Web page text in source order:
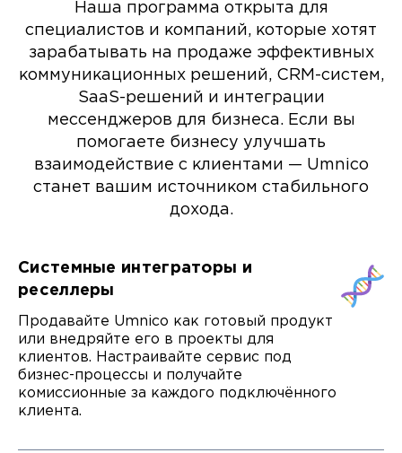
Наша программа открыта для
специалистов и компаний, которые хотят
зарабатывать на продаже эффективных
коммуникационных решений, CRM-систем,
SaaS-решений и интеграции
мессенджеров для бизнеса. Если вы
помогаете бизнесу улучшать
взаимодействие с клиентами — Umnico
станет вашим источником стабильного
дохода.
Системные интеграторы и
реселлеры
Продавайте Umnico как готовый продукт
или внедряйте его в проекты для
клиентов. Настраивайте сервис под
бизнес-процессы и получайте
комиссионные за каждого подключённого
клиента.